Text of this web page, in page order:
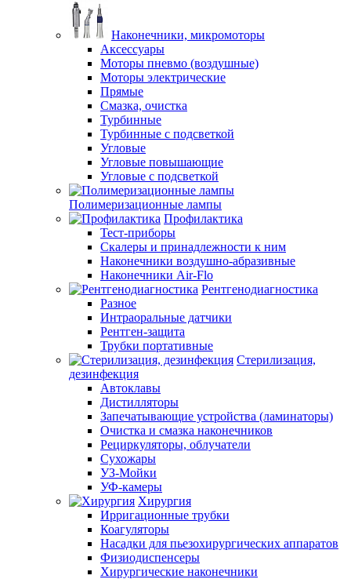
Наконечники, микромоторы
Аксессуары
Моторы пневмо (воздушные)
Моторы электрические
Прямые
Смазка, очистка
Турбинные
Турбинные с подсветкой
Угловые
Угловые повышающие
Угловые с подсветкой
Полимеризационные лампы
Профилактика
Тест-приборы
Скалеры и принадлежности к ним
Наконечники воздушно-абразивные
Наконечники Air-Flo
Рентгенодиагностика
Разное
Интраоральные датчики
Рентген-защита
Трубки портативные
Стерилизация,
дезинфекция
Автоклавы
Дистилляторы
Запечатывающие устройства (ламинаторы)
Очистка и смазка наконечников
Рециркуляторы, облучатели
Сухожары
УЗ-Мойки
УФ-камеры
Хирургия
Ирригационные трубки
Коагуляторы
Насадки для пьезохирургических аппаратов
Физиодиспенсеры
Хирургические наконечники